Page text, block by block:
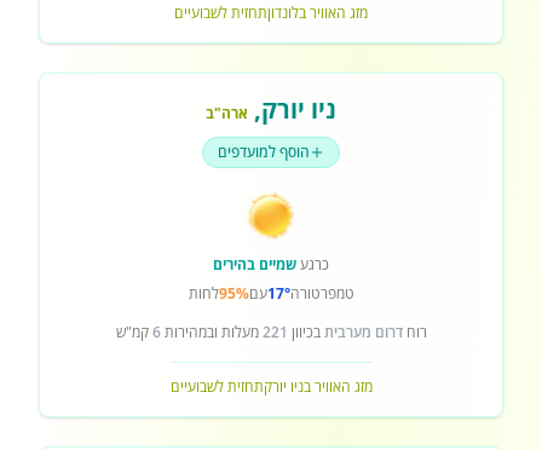
מזג האוויר בלונדוןתחזית לשבועיים
ניו יורק, ארה"ב
הוסף למועדפים
כרגעשמיים בהירים
טמפרטורה17°עם95%לחות
רוחדרום מערביתבכיוון 221מעלות ובמהירות6קמ"ש
מזג האוויר בניו יורקתחזית לשבועיים